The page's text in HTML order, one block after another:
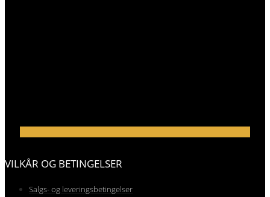
VILKÅR OG BETINGELSER
Salgs- og leveringsbetingelser